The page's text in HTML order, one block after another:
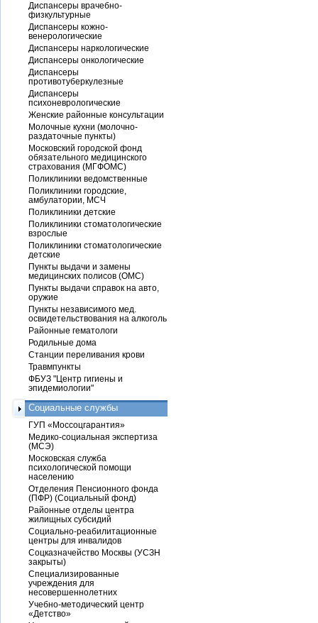
Диспансеры врачебно-
физкультурные
Диспансеры кожно-
венерологические
Диспансеры наркологические
Диспансеры онкологические
Диспансеры
противотуберкулезные
Диспансеры
психоневрологические
Женские районные консультации
Молочные кухни (молочно-
раздаточные пункты)
Московский городской фонд
обязательного медицинского
страхования (МГФОМС)
Поликлиники ведомственные
Поликлиники городские,
амбулатории, МСЧ
Поликлиники детские
Поликлиники стоматологические
взрослые
Поликлиники стоматологические
детские
Пункты выдачи и замены
медицинских полисов (ОМС)
Пункты выдачи справок на авто,
оружие
Пункты независимого мед.
освидетельствования на алкоголь
Районные гематологи
Родильные дома
Станции переливания крови
Травмпункты
ФБУЗ "Центр гигиены и
эпидемиологии"
Социальные службы
ГУП «Моссоцгарантия»
Медико-социальная экспертиза
(МСЭ)
Московская служба
психологической помощи
населению
Отделения Пенсионного фонда
(ПФР) (Социальный фонд)
Районные отделы центра
жилищных субсидий
Социально-реабилитационные
центры для инвалидов
Соцказначейство Москвы (УСЗН
закрыты)
Специализированные
учреждения для
несовершеннолетних
Учебно-методический центр
«Детство»